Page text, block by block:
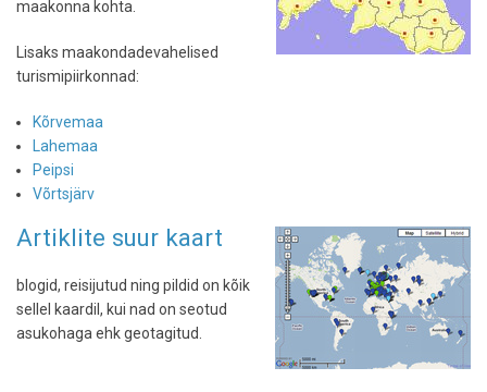
maakonna kohta.
Lisaks maakondadevahelised
turismipiirkonnad:
Kõrvemaa
Lahemaa
Peipsi
Võrtsjärv
Artiklite suur kaart
blogid, reisijutud ning pildid on kõik
sellel kaardil, kui nad on seotud
asukohaga ehk geotagitud.